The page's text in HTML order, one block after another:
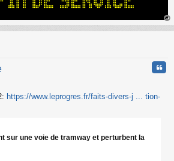
au
https://www.leprogres.fr/faits-divers-j ... tion-
sur une voie de tramway et perturbent la